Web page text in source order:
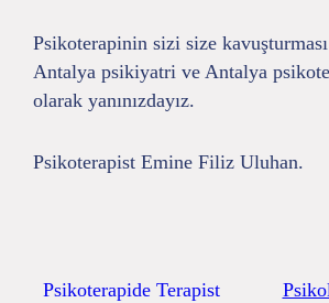
Psikoterapinin sizi size
Antalya psikiyatri ve Antalya
olarak yanınızdayız.
Psikoterapist Emine Filiz Uluhan.
Psikoterapide Terapist